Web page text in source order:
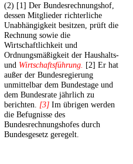
(2) [1] Der Bundesrechnungshof,
dessen Mitglieder richterliche
Unabhängigkeit besitzen, prüft die
Rechnung sowie die
Wirtschaftlichkeit und
Ordnungsmäßigkeit der Haushalts-
und Wirtschaftsführung. [2] Er hat
außer der Bundesregierung
unmittelbar dem Bundestage und
dem Bundesrate jährlich zu
berichten. [3] Im übrigen werden
die Befugnisse des
Bundesrechnungshofes durch
Bundesgesetz geregelt.